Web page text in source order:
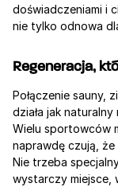
doświadczeniami i
nie tylko odnowa
Regeneracja,
Połączenie sauny,
działa jak naturalny
Wielu sportowców
naprawdę czują,
Nie trzeba
wystarczy miejsce,